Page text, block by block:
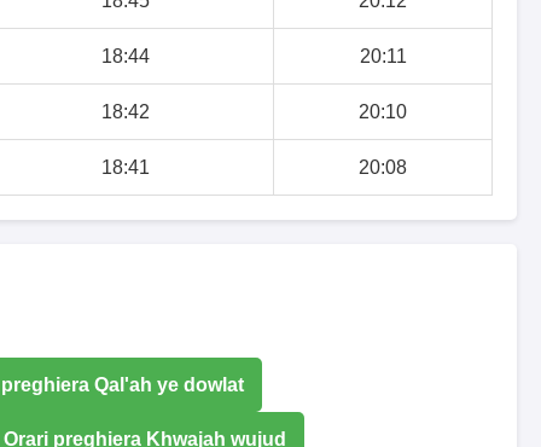
18:44 20:11
18:42 20:10
18:41 20:08
Qal'ah ye dowlat
Orari preghiera Khwajah wujud